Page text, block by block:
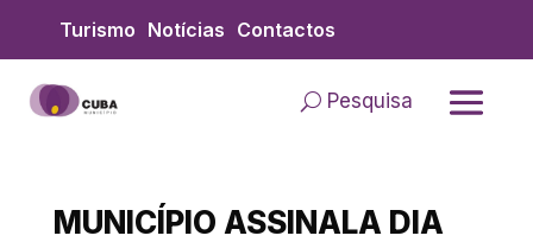
content
Turismo Notícias Contactos
Pesquisa
MUNICÍPIO ASSINALA DIA